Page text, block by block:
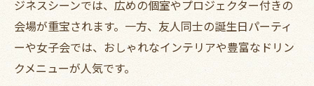
ジネスシーンでは、広めの個室やプロジェクター付きの
会場が重宝されます。一方、友人同士の誕生日パーティ
ーや女子会では、おしゃれなインテリアや豊富なドリン
クメニューが人気です。